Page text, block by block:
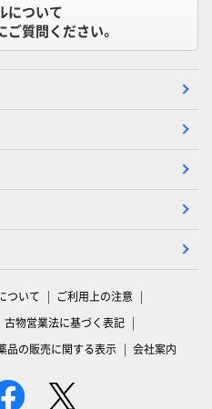
について
ご質問ください。
ついて
ご利用上の注意
古物営業法に基づく表記
品の販売に関する表示 会社案内